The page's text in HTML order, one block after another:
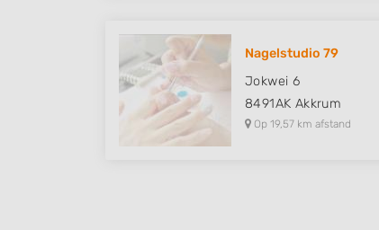
Nagelstudio 79
Jokwei 6
8491AK Akkrum
Op 19,57 km afstand